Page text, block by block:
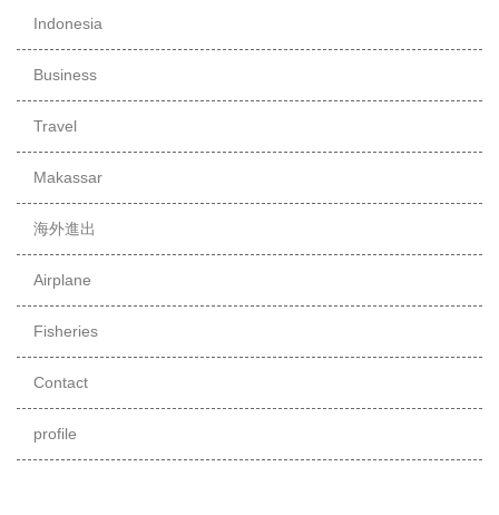
Indonesia
Business
Travel
Makassar
海外進出
Airplane
Fisheries
Contact
profile